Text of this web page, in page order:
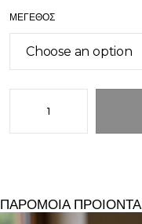
ΜΈΓΕΘΟΣ
ΠΑΡΟΜΟΙΑ ΠΡΟΙΟΝΤΑ